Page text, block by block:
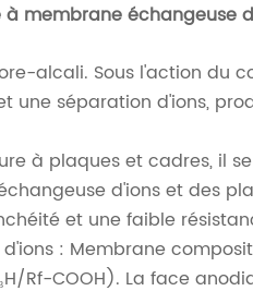
membrane échangeuse
alcali. Sous l'action du
une séparation d'ions,
à plaques et cadres, il
d'ions et des
et une faible
: Membrane
Rf-COOH). La face